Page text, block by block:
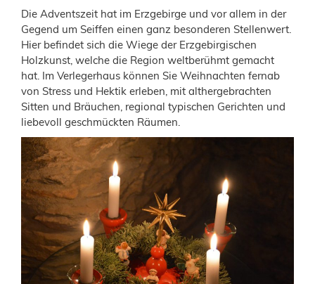
Die Adventszeit hat im Erzgebirge und vor allem in der
Gegend um Seiffen einen ganz besonderen Stellenwert.
Hier befindet sich die Wiege der Erzgebirgischen
Holzkunst, welche die Region weltberühmt gemacht
hat. Im Verlegerhaus können Sie Weihnachten fernab
von Stress und Hektik erleben, mit althergebrachten
Sitten und Bräuchen, regional typischen Gerichten und
liebevoll geschmückten Räumen.